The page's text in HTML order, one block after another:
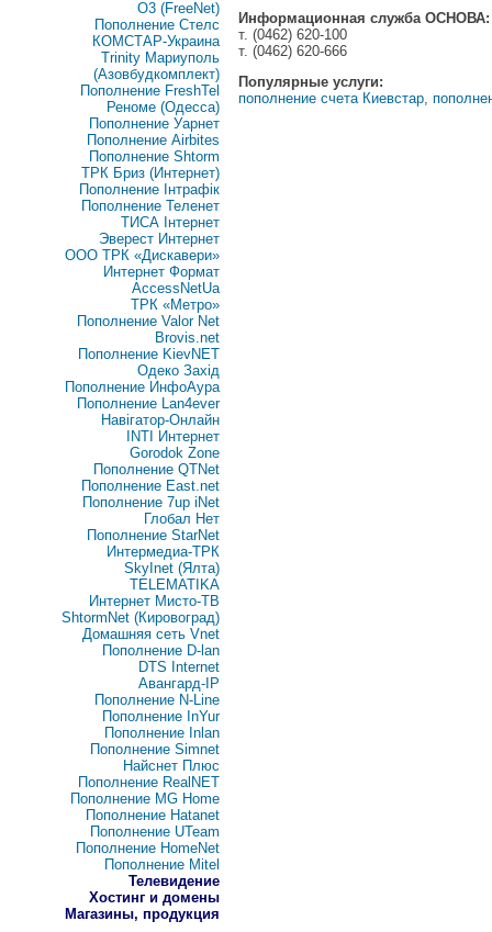
O3 (FreeNet)
Пополнение Стелс
КОМСТАР-Украина
Trinity Мариуполь
(Азовбудкомплект)
Пополнение FreshTel
Реноме (Одесса)
Пополнение Уарнет
Пополнение Airbites
Пополнение Shtorm
ТРК Бриз (Интернет)
Пополнение Інтрафік
Пополнение Теленет
ТИСА Інтернет
Эверест Интернет
ООО ТРК «Дискавери»
Интернет Формат
AccessNetUa
ТРК «Метро»
Пополнение Valor Net
Brovis.net
Пополнение KievNET
Одеко Захід
Пополнение ИнфоАура
Пополнение Lan4ever
Навігатор-Онлайн
INTI Интернет
Gorodok Zone
Пополнение QTNet
Пополнение East.net
Пополнение 7up iNet
Глобал Нет
Пополнение StarNet
Интермедиа-ТРК
SkyInet (Ялта)
TELEMATIKA
Интернет Мисто-ТВ
ShtormNet (Кировоград)
Домашняя сеть Vnet
Пополнение D-lan
DTS Internet
Авангард-IP
Пополнение N-Line
Пополнение InYur
Пополнение Inlan
Пополнение Simnet
Найснет Плюс
Пополнение RealNET
Пополнение MG Home
Пополнение Hatanet
Пополнение UTeam
Пополнение HomeNet
Пополнение Mitel
Телевидение
Хостинг и домены
Магазины, продукция
Информационная служба ОСНОВА:
т. (0462) 620-100
т. (0462) 620-666
Популярные услуги:
пополнение счета Киевстар